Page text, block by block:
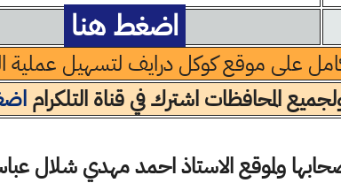
اضغط هنا
على موقع كوكل درايف لتسهيل عملية
المحافظات اشترك في قناة التلكرام
ولموقع الاستاذ احمد مهدي شلال